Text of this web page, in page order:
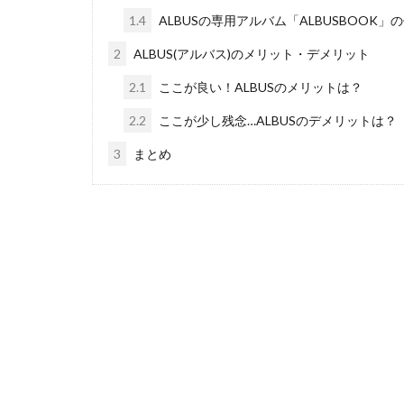
1.4 ALBUSの専用アルバム「ALBUSBOOK」
2 ALBUS(アルバス)のメリット・デメリット
2.1 ここが良い！ALBUSのメリットは？
2.2 ここが少し残念…ALBUSのデメリットは？
3 まとめ